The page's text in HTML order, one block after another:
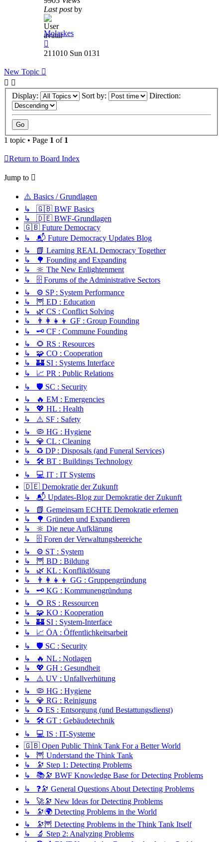
Last postby
Molaskes
211010 Sun 0131
New Topic
Display: Sort by: Direction:
1 topic • Page 1 of 1
Return to Board Index
Jump to
⚠️ Basics / Grundlagen
↳ 🇬🇧 BWF Basics
↳ 🇩🇪 BWF-Grundlagen
🇬🇧 Future Democracy
↳ 📬 Future Democracy Updates Blog
↳ 📗 Learning REAL Democracy Together
↳ 🌳 Founding and Expanding
↳ 🔆 The New Enlightenment
↳ 🗄️ Forums of the Administrative Sectors
↳ ⚙️ SP : System Performance
↳ 🦉 ED : Education
↳ 🌿 CS : Conflict Solving
↳ 👨‍👩‍👧‍👦 GF : Group Founding
↳ 🗝️ CF : Commune Founding
↳ 🌻 RS : Resources
↳ 🧩 CO : Cooperation
↳ 🏰 SI : Systems Interface
↳ 📈 PR : Public Relations
↳ 🛡️ SC : Security
↳ 🔥 EM : Emergencies
↳ 💖 HL : Health
↳ ⚠️ SF : Safety
↳ 🦠 HG : Hygiene
↳ 💎 CL : Cleaning
↳ ♻️ DP : Disposals (and Funeral Services)
↳ 🛠️ BT : Buildings Technology
↳ 💻 IT : IT Systems
🇩🇪 Demokratie der Zukunft
↳ 📬 Updates-Blog zur Demokratie der Zukunft
↳ 📗 Gemeinsam ECHTE Demokratie erlernen
↳ 🌳 Gründen und Expandieren
↳ 🔆 Die neue Aufklärung
↳ 🗄️ Foren der Verwaltungsbereiche
↳ ⚙️ ST : System
↳ 🦉 BD : Bildung
↳ 🌿 KL : Konfliktlösung
↳ 👨‍👩‍👧‍👦 GG : Gruppengründung
↳ 🗝️ KG : Kommunengründung
↳ 🌻 RS : Ressourcen
↳ 🧩 KO : Kooperation
↳ 🏰 SI : System-Interface
↳ 📈 ÖA : Öffentlichkeitsarbeit
↳ 🛡️ SC : Security
↳ 🔥 NL : Notlagen
↳ 💖 GH : Gesundheit
↳ ⚠️ UV : Unfallverhütung
↳ 🦠 HG : Hygiene
↳ 💎 RG : Reinigung
↳ ♻️ ES : Entsorgung (und Bestattungsdienst)
↳ 🛠️ GT : Gebäudetechnik
↳ 💻 IS : IT-Systeme
🇬🇧 Open Public Think Tank For a Better World
↳ 🦉 Understand the Think Tank
↳ 🔭 Step 1: Detecting Problems
↳ 📚🔭 BWF Knowledge Base for Detecting Problems
↳ ❓🔭 General Questions About Detecting Problems
↳ 🚀🔭 New Ideas for Detecting Problems
↳ 🔭🌍 Detecting Problems in the World
↳ 🔭🦉 Detecting Problems in the Think Tank Itself
↳ 🔬 Step 2: Analyzing Problems